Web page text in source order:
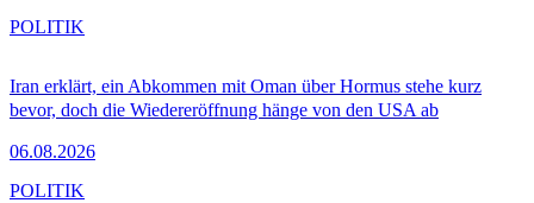
Iran erklärt, ein Abkommen mit Oman über Hormus stehe kurz
bevor, doch die Wiedereröffnung hänge von den USA ab
06.08.2026
POLITIK
POLITIK